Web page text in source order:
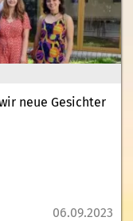
neue Gesichter
06.09.2023